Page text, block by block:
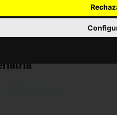
Primeros